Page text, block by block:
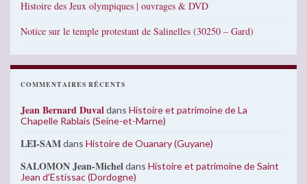
Histoire des Jeux olympiques | ouvrages & DVD
Notice sur le temple protestant de Salinelles (30250 – Gard)
COMMENTAIRES RÉCENTS
Jean Bernard Duvaldans Histoire et patrimoine de La
Chapelle Rablais (Seine-et-Marne)
LEI-SAMdans Histoire de Ouanary (Guyane)
SALOMON Jean-Micheldans Histoire et patrimoine de Saint
Jean d’Estissac (Dordogne)